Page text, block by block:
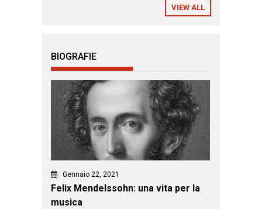
VIEW ALL
BIOGRAFIE
Gennaio 22, 2021
Felix Mendelssohn: una vita per la
musica